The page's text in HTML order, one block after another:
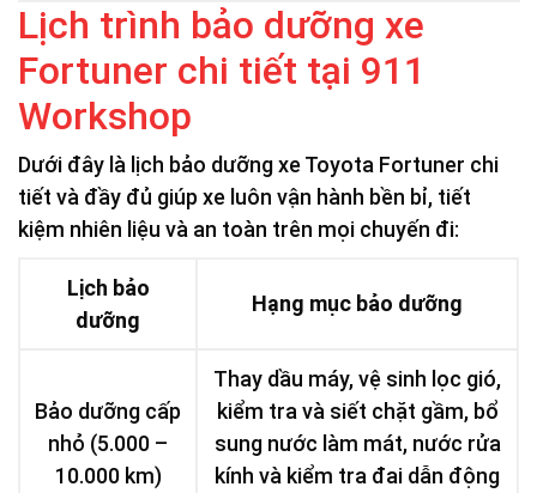
Lịch trình bảo dưỡng xe
Fortuner chi tiết tại 911
Workshop
Dưới đây là lịch bảo dưỡng xe Toyota Fortuner chi
tiết và đầy đủ giúp xe luôn vận hành bền bỉ, tiết
kiệm nhiên liệu và an toàn trên mọi chuyến đi:
Lịch bảo
dưỡng
Hạng mục bảo dưỡng
Bảo dưỡng cấp
nhỏ (5.000 –
10.000 km)
Thay dầu máy, vệ sinh lọc gió,
kiểm tra và siết chặt gầm, bổ
sung nước làm mát, nước rửa
kính và kiểm tra đai dẫn động